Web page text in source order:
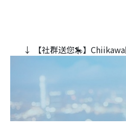
↓ 【社群送您🎠】